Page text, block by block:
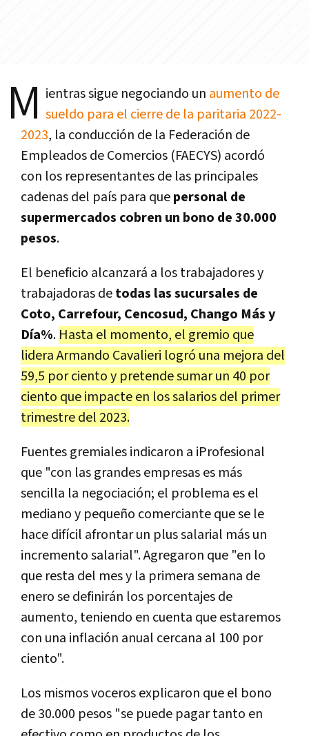
M ientras sigue negociando un aumento de
sueldo para el cierre de la paritaria 2022-
2023, la conducción de la Federación de
Empleados de Comercios (FAECYS) acordó
con los representantes de las principales
cadenas del país para quepersonal de
supermercados cobren un bono de 30.000
pesos.
El beneficio alcanzará a los trabajadores y
trabajadoras detodas las sucursales de
Coto, Carrefour, Cencosud, Chango Más y
Día%. Hasta el momento, el gremio que
lidera Armando Cavalieri logró una mejora del
59,5 por ciento y pretende sumar un 40 por
ciento que impacte en los salarios del primer
trimestre del 2023.
Fuentes gremiales indicaron a iProfesional
que "con las grandes empresas es más
sencilla la negociación; el problema es el
mediano y pequeño comerciante que se le
hace difícil afrontar un plus salarial más un
incremento salarial". Agregaron que "en lo
que resta del mes y la primera semana de
enero se definirán los porcentajes de
aumento, teniendo en cuenta que estaremos
con una inflación anual cercana al 100 por
ciento".
Los mismos voceros explicaron que el bono
de 30.000 pesos "se puede pagar tanto en